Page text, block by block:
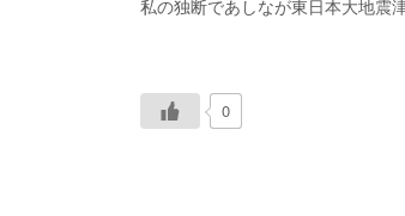
私の独断であしなが東日本大地震
0